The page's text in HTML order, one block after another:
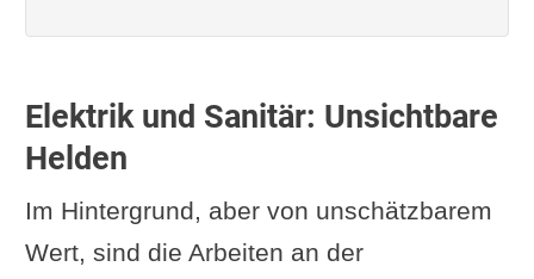
Elektrik und Sanitär: Unsichtbare
Helden
Im Hintergrund, aber von unschätzbarem
Wert, sind die Arbeiten an der